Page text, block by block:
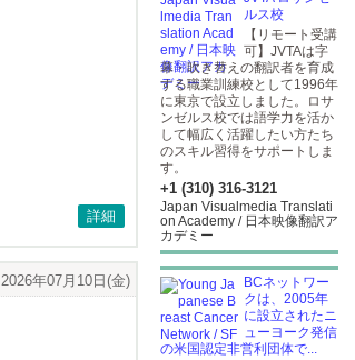
詳細
2026年07月10日(金)
ルス校
【リモート受講
可】JVTAは字
幕・吹き替えの翻訳者を育成
する職業訓練校として1996年
に東京で設立しました。ロサ
ンゼルス校では語学力を活か
して幅広く活躍したい方たち
のスキル習得をサポートしま
す。
+1 (310) 316-3121
Japan Visualmedia Translati
on Academy / 日本映像翻訳ア
カデミー
BCネットワー
クは、2005年
に設立されたニ
ューヨーク発信
の米国認定非営利団体で...